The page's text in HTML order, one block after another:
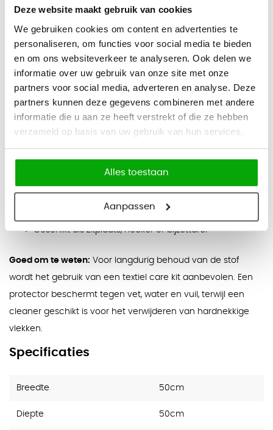
Deze website maakt gebruik van cookies
We gebruiken cookies om content en advertenties te
personaliseren, om functies voor social media te bieden
en om ons websiteverkeer te analyseren. Ook delen we
informatie over uw gebruik van onze site met onze
partners voor social media, adverteren en analyse. Deze
partners kunnen deze gegevens combineren met andere
informatie die u aan ze heeft verstrekt of die ze hebben
verzameld op basis van uw gebruik van hun services.
Alles toestaan
Aanpassen
wachtruimtes en lounges.
Kleuren
Donkerblauw, roze, donkergroen, zwart en champagne
Afmetingen
Diameter: 50 cm
Hoogte: 37 cm
Eigenschappen
Bekleed met waterafstotend velvet
Eenvoudig te reinigen met droge of lichtvochtige doek
Slijtvaste bekleding (100.000 Martindale)
Brandwerende uitvoering
Geschikt als zitplaats, hocker of bijzettafel
Goed om te weten: Voor langdurig behoud van de stof
wordt het gebruik van een textiel care kit aanbevolen. Een
protector beschermt tegen vet, water en vuil, terwijl een
cleaner geschikt is voor het verwijderen van hardnekkige
vlekken.
Specificaties
Breedte 50cm
Diepte 50cm